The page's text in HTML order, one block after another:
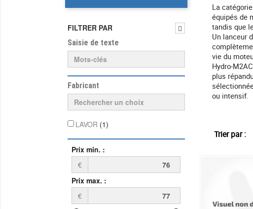
FILTRER PAR
Saisie de texte
Fabricant
LAVOR (1)
Prix min. :
€
Prix max. :
€
La catégorie
équipés de
tandis que
Un lanceur
vie du
Hydro-
plus
ou intensif.
Trier par :